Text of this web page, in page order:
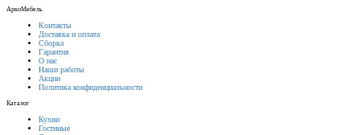
АркоМебель
Контакты
Доставка и оплата
Сборка
Гарантия
О нас
Наши работы
Акции
Политика конфиденциальности
Каталог
Кухни
Гостиные